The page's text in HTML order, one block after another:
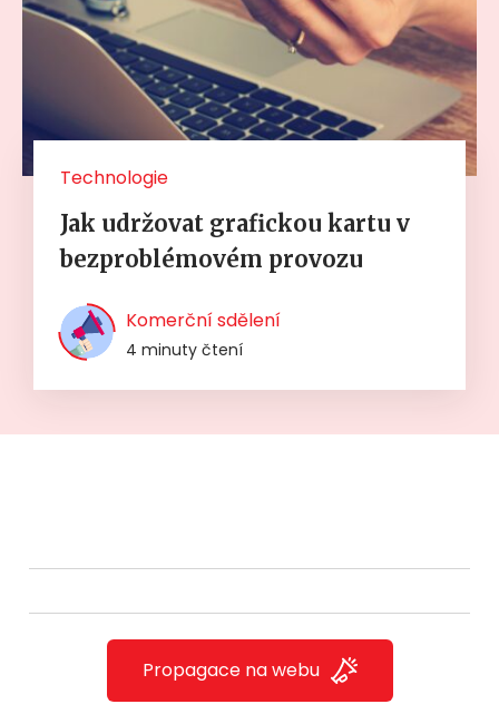
Technologie
Jak udržovat grafickou kartu v
bezproblémovém provozu
Komerční sdělení
4 minuty čtení
Propagace na webu